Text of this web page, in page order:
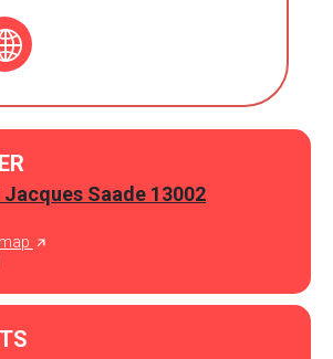
Saade 13002